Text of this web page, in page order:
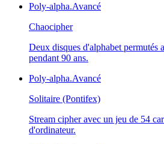
Poly-alpha.Avancé
Chaocipher
Deux disques d'alphabet permutés
pendant 90 ans.
Poly-alpha.Avancé
Solitaire (Pontifex)
Stream cipher avec un jeu de 54
d'ordinateur.